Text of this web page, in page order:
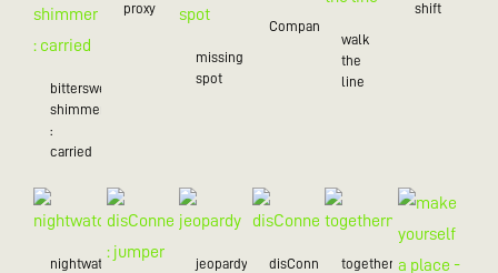
bittersweet
shimmer
:
carried
proxy
missing
spot
Companion
walk
the
line
shift
nightwatch jeopardy disConnectedtogetherness